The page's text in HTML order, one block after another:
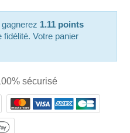
1.11 points
Votre panier
sécurisé